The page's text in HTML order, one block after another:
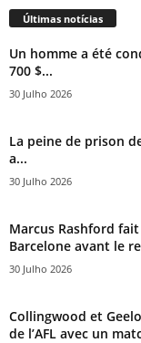
Últimas notícias
Un homme a été
700 $...
30 Julho 2026
La peine de prison
a...
30 Julho 2026
Marcus Rashford
Barcelone avant le
30 Julho 2026
Collingwood et
de l’AFL avec un